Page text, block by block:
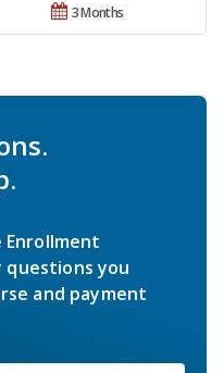
3 Months
Enrollment
questions you
and payment